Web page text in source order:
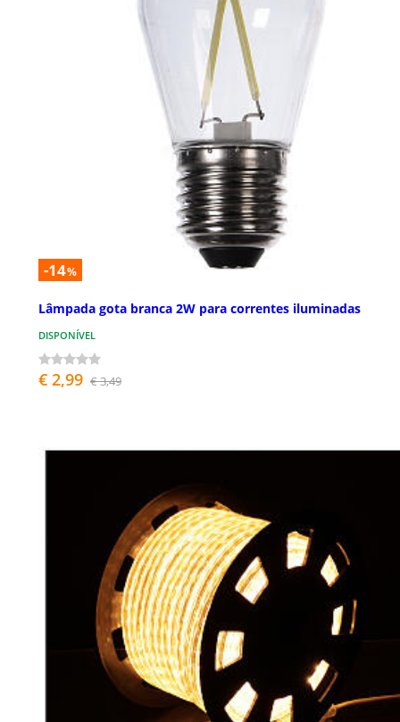
-14%
Lâmpada gota branca 2W para correntes iluminadas
DISPONÍVEL
€ 2,99 € 3,49